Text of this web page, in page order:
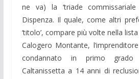
ne va) la ‘triade
Dispenza. Il quale, come altri
‘titolo’, compare più volte nella
Calogero Montante,
condannato in primo
Caltanissetta a 14 anni di